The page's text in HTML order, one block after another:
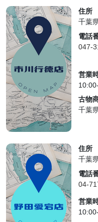
住所
千葉
電話
047-
営業
古物
千葉
住所
千葉
電話
04-
営業